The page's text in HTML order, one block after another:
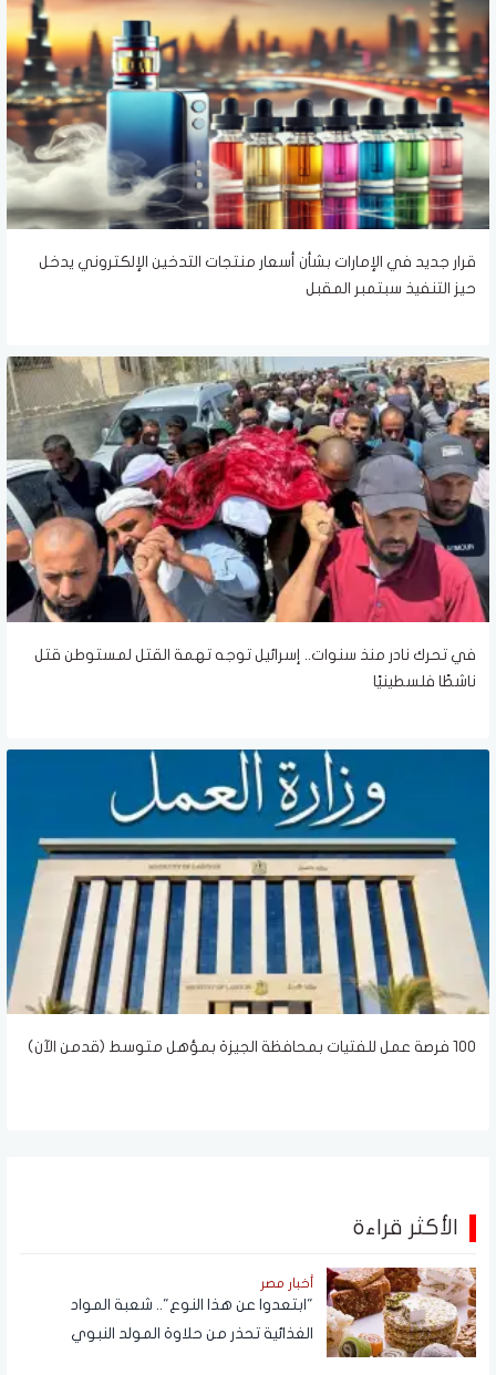
قرار جديد في الإمارات بشأن أسعار منتجات التدخين الإلكتروني يدخل
حيز التنفيذ سبتمبر المقبل
في تحرك نادر منذ سنوات.. إسرائيل توجه تهمة القتل لمستوطن قتل
ناشطًا فلسطينيًا
100 فرصة عمل للفتيات بمحافظة الجيزة بمؤهل متوسط (قدمن الآن)
الأكثر قراءة
أخبار مصر
"ابتعدوا عن هذا النوع".. شعبة المواد
الغذائية تحذر من حلاوة المولد النبوي